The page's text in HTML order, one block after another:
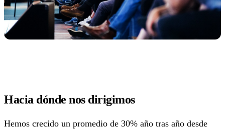
Hacia dónde nos dirigimos
Hemos crecido un promedio de 30% año tras año desde